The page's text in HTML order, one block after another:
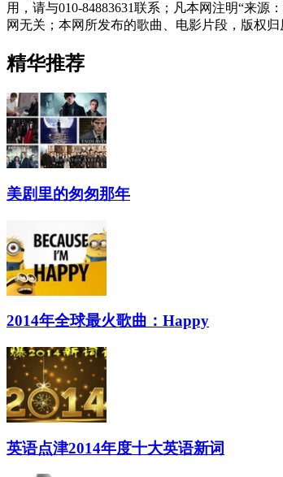
用，请与010-84883631联系；凡本网注明“来
网无关；本网所发布的歌曲、电影片段，版权
精华推荐
美剧里的匆匆那年
2014年全球最火歌曲：Happy
英语点津2014年度十大英语新词